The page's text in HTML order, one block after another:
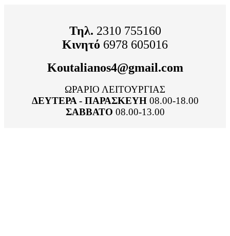
Τηλ. 2310 755160
Κινητό 6978 605016
Κοutalianos4@gmail.com
ΩΡΑΡΙΟ ΛΕΙΤΟΥΡΓΙΑΣ
ΔΕΥΤΕΡΑ - ΠΑΡΑΣΚΕΥΗ08.00-18.00
ΣΑΒΒΑΤΟ 08.00-13.00